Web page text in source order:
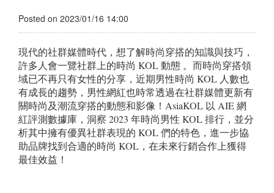
Posted on 2023/01/16 14:00
現代的社群媒體時代，想了解時尚穿搭的知識與技巧，
許多人會一覽社群上的時尚 KOL 動態 。而時尚穿搭領
域已不再只有女性的分享，近期男性時尚 KOL 人數也
有成長的趨勢，男性網紅也時常透過在社群媒體更新有
關時尚及潮流穿搭的動態和影像！AsiaKOL 以 AIE 網
紅評測數據庫，洞察 2023 年時尚男性 KOL 排行，並分
析其中擁有優異社群表現的 KOL 們的特色，進一步協
助品牌找到合適的時尚 KOL，在未來行銷合作上獲得
最佳效益！